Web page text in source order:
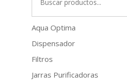
Aqua Optima
Dispensador
Filtros
Jarras Purificadoras